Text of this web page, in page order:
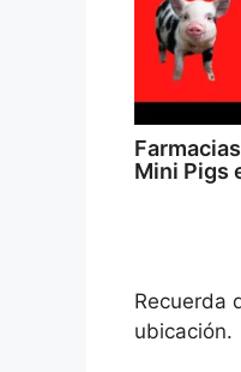
Mini Pigs
Recuerda
ubicación.